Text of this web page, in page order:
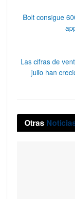
Bolt consigue
Las cifras de
julio han
Otras